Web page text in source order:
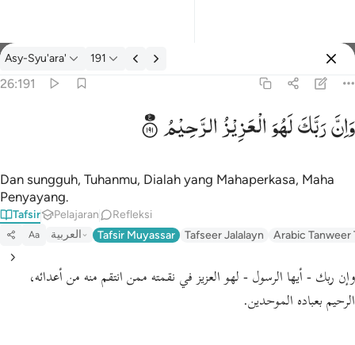
tafsir: Asy-Syu'ara' 26:191
Asy-Syu'ara' 191
26:191
وان ربك لهو العزيز الرحيم ١٩١
وَإِنَّ رَبَّكَ لَهُوَ ٱلْعَزِيزُ ٱلرَّحِيمُ ١٩١
وَاِنَّرَبَّكَلَهُوَالْعَزِیْزُالرَّحِیْمُ
Dan sungguh, Tuhanmu, Dialah yang Mahaperkasa, Maha
Penyayang.
Tafsir Pelajaran Refleksi
Aa العربية Tafsir Muyassar Tafseer Jalalayn Arabic Tanweer
وإن ربك - أيها الرسول - لهو العزيز في نقمته ممن انتقم منه من أعدائه،
الرحيم بعباده الموحدين.